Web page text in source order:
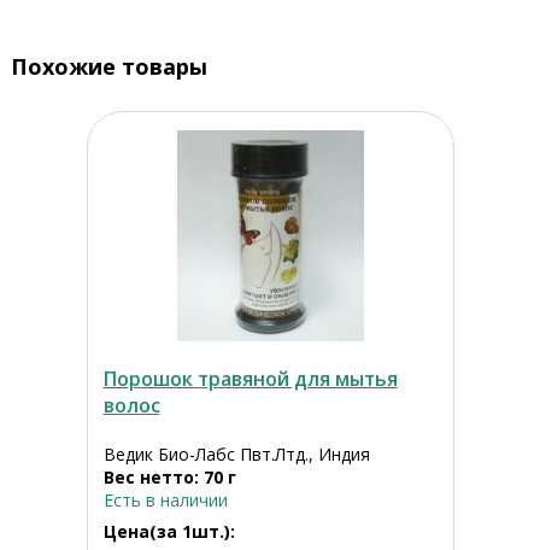
Похожие товары
Порошок травяной для мытья
волос
Ведик Био-Лабс Пвт.Лтд., Индия
Вес нетто: 70 г
Есть в наличии
Цена(за 1шт.):